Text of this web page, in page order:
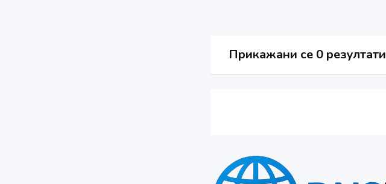
Прикажани се 0 резултати